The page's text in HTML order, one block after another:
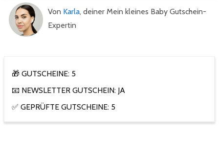
Von Karla, deiner Mein kleines Baby Gutschein-
Expertin
🎁 GUTSCHEINE: 5
📧 NEWSLETTER GUTSCHEIN: JA
✅ GEPRÜFTE GUTSCHEINE: 5